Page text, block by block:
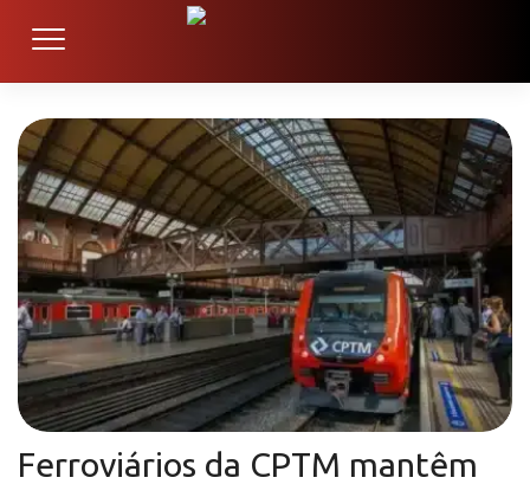
Ferroviários da CPTM mantêm